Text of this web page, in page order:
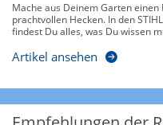
Mache aus Deinem Garten
prachtvollen Hecken. In den
findest Du alles, was Du wissen
Artikel ansehen